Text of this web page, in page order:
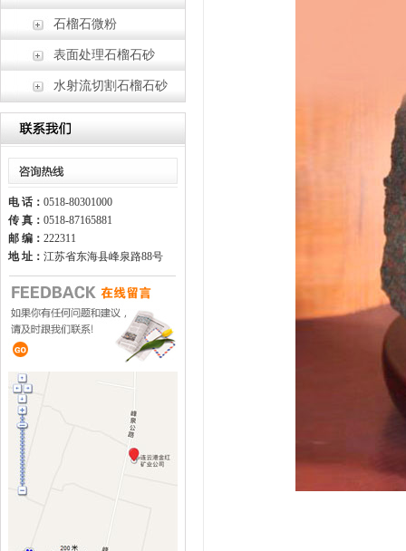
石榴石微粉
表面处理石榴石砂
水射流切割石榴石砂
电 话： 0518-80301000
传 真： 0518-87165881
邮 编： 222311
地 址： 江苏省东海县峰泉路88号